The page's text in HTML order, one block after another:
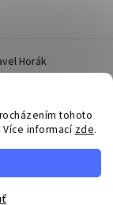
tohoto
informací zde.
Horák